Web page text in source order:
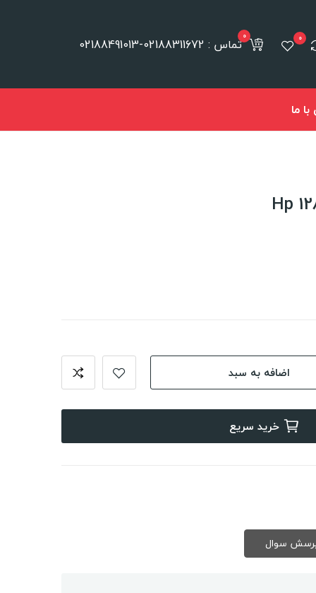
0 تماس : 02188311672-021884910130
ما
اضافه به سبد
خرید سریع